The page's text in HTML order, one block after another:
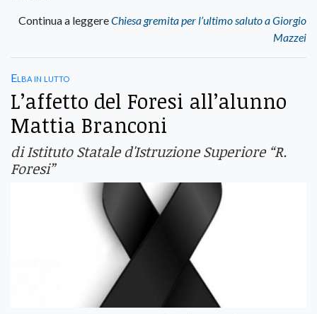
Continua a leggereChiesa gremita per l’ultimo saluto a Giorgio
Mazzei
Elba in lutto
L’affetto del Foresi all’alunno
Mattia Branconi
di Istituto Statale d'Istruzione Superiore “R.
Foresi”